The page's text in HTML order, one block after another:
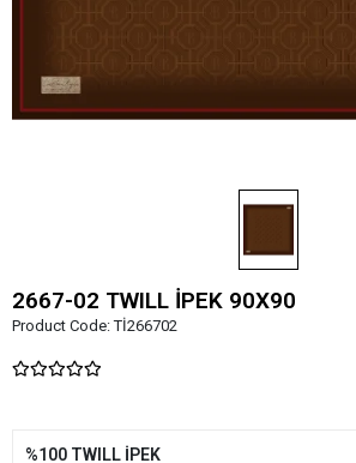
2667-02 TWILL İPEK 90X90
Product Code:Tİ266702
%100 TWILL İPEK